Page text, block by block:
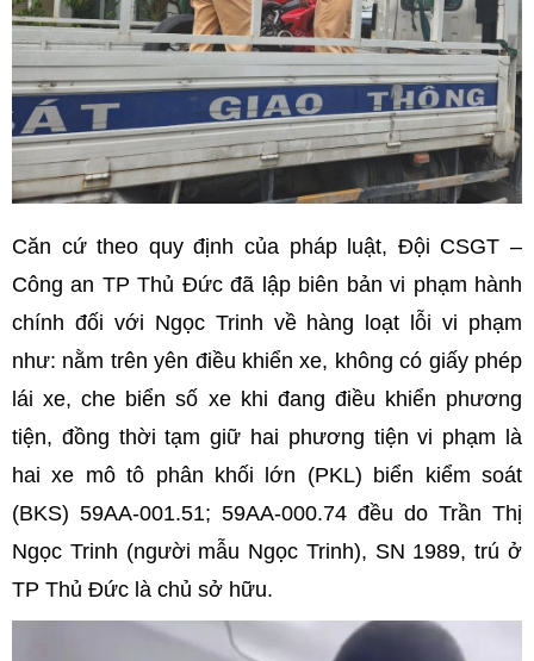
Căn cứ theo quy định của pháp luật, Đội CSGT –
Công an TP Thủ Đức đã lập biên bản vi phạm hành
chính đối với Ngọc Trinh về hàng loạt lỗi vi phạm
như: nằm trên yên điều khiển xe, không có giấy phép
lái xe, che biển số xe khi đang điều khiển phương
tiện, đồng thời tạm giữ hai phương tiện vi phạm là
hai xe mô tô phân khối lớn (PKL) biển kiểm soát
(BKS) 59AA-001.51; 59AA-000.74 đều do Trần Thị
Ngọc Trinh (người mẫu Ngọc Trinh), SN 1989, trú ở
TP Thủ Đức là chủ sở hữu.